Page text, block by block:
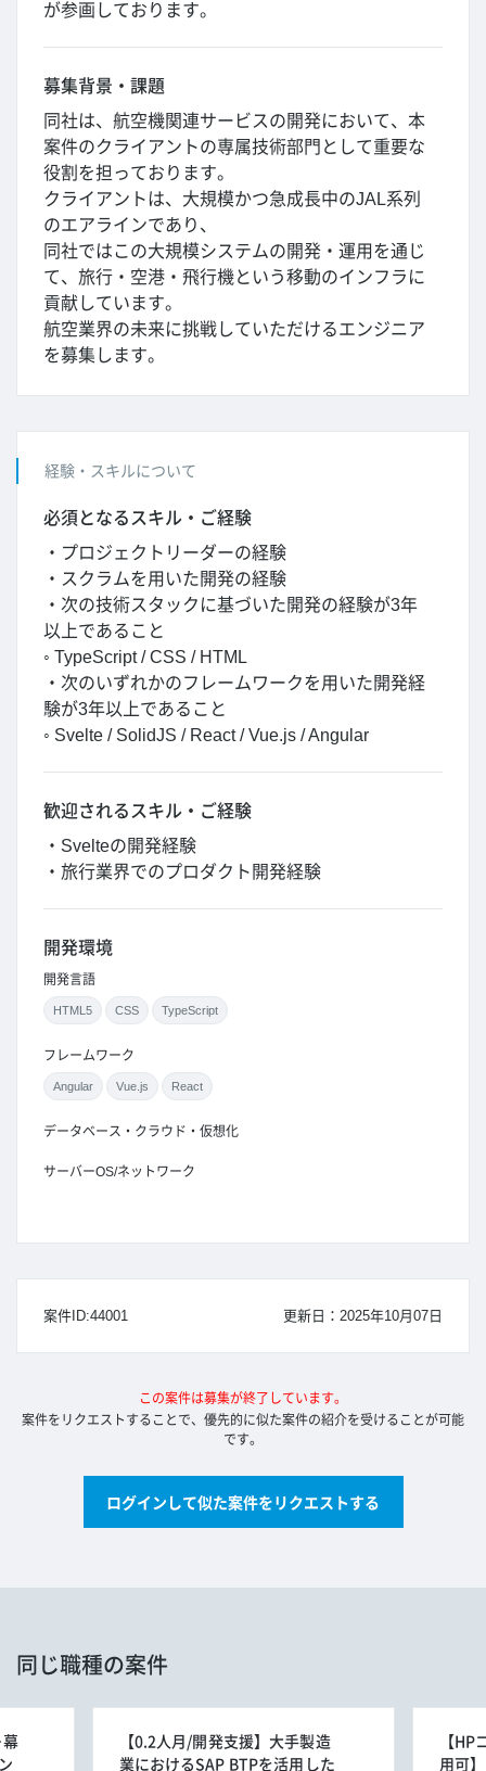
が参画しております。
募集背景・課題
同社は、航空機関連サービスの開発において、本
案件のクライアントの専属技術部門として重要な
役割を担っております。
クライアントは、大規模かつ急成長中のJAL系列
のエアラインであり、
同社ではこの大規模システムの開発・運用を通じ
て、旅行・空港・飛行機という移動のインフラに
貢献しています。
航空業界の未来に挑戦していただけるエンジニア
を募集します。
経験・スキルについて
必須となるスキル・ご経験
・プロジェクトリーダーの経験
・スクラムを用いた開発の経験
・次の技術スタックに基づいた開発の経験が3年
以上であること
◦ TypeScript / CSS / HTML
・次のいずれかのフレームワークを用いた開発経
験が3年以上であること
◦ Svelte / SolidJS / React / Vue.js / Angular
歓迎されるスキル・ご経験
・Svelteの開発経験
・旅行業界でのプロダクト開発経験
開発環境
開発言語
HTML5 CSS TypeScript
フレームワーク
Angular Vue.js React
データベース・クラウド・仮想化
サーバーOS/ネットワーク
更新日：2025年10月07日
案件ID:44001
この案件は募集が終了しています。
案件をリクエストすることで、優先的に似た案件の紹介を受けることが可能
です。
ログインして似た案件をリクエストする
同じ職種の案件
【0.2人月/開発支援】大手製造
業におけるSAP BTPを活用した
【
用可